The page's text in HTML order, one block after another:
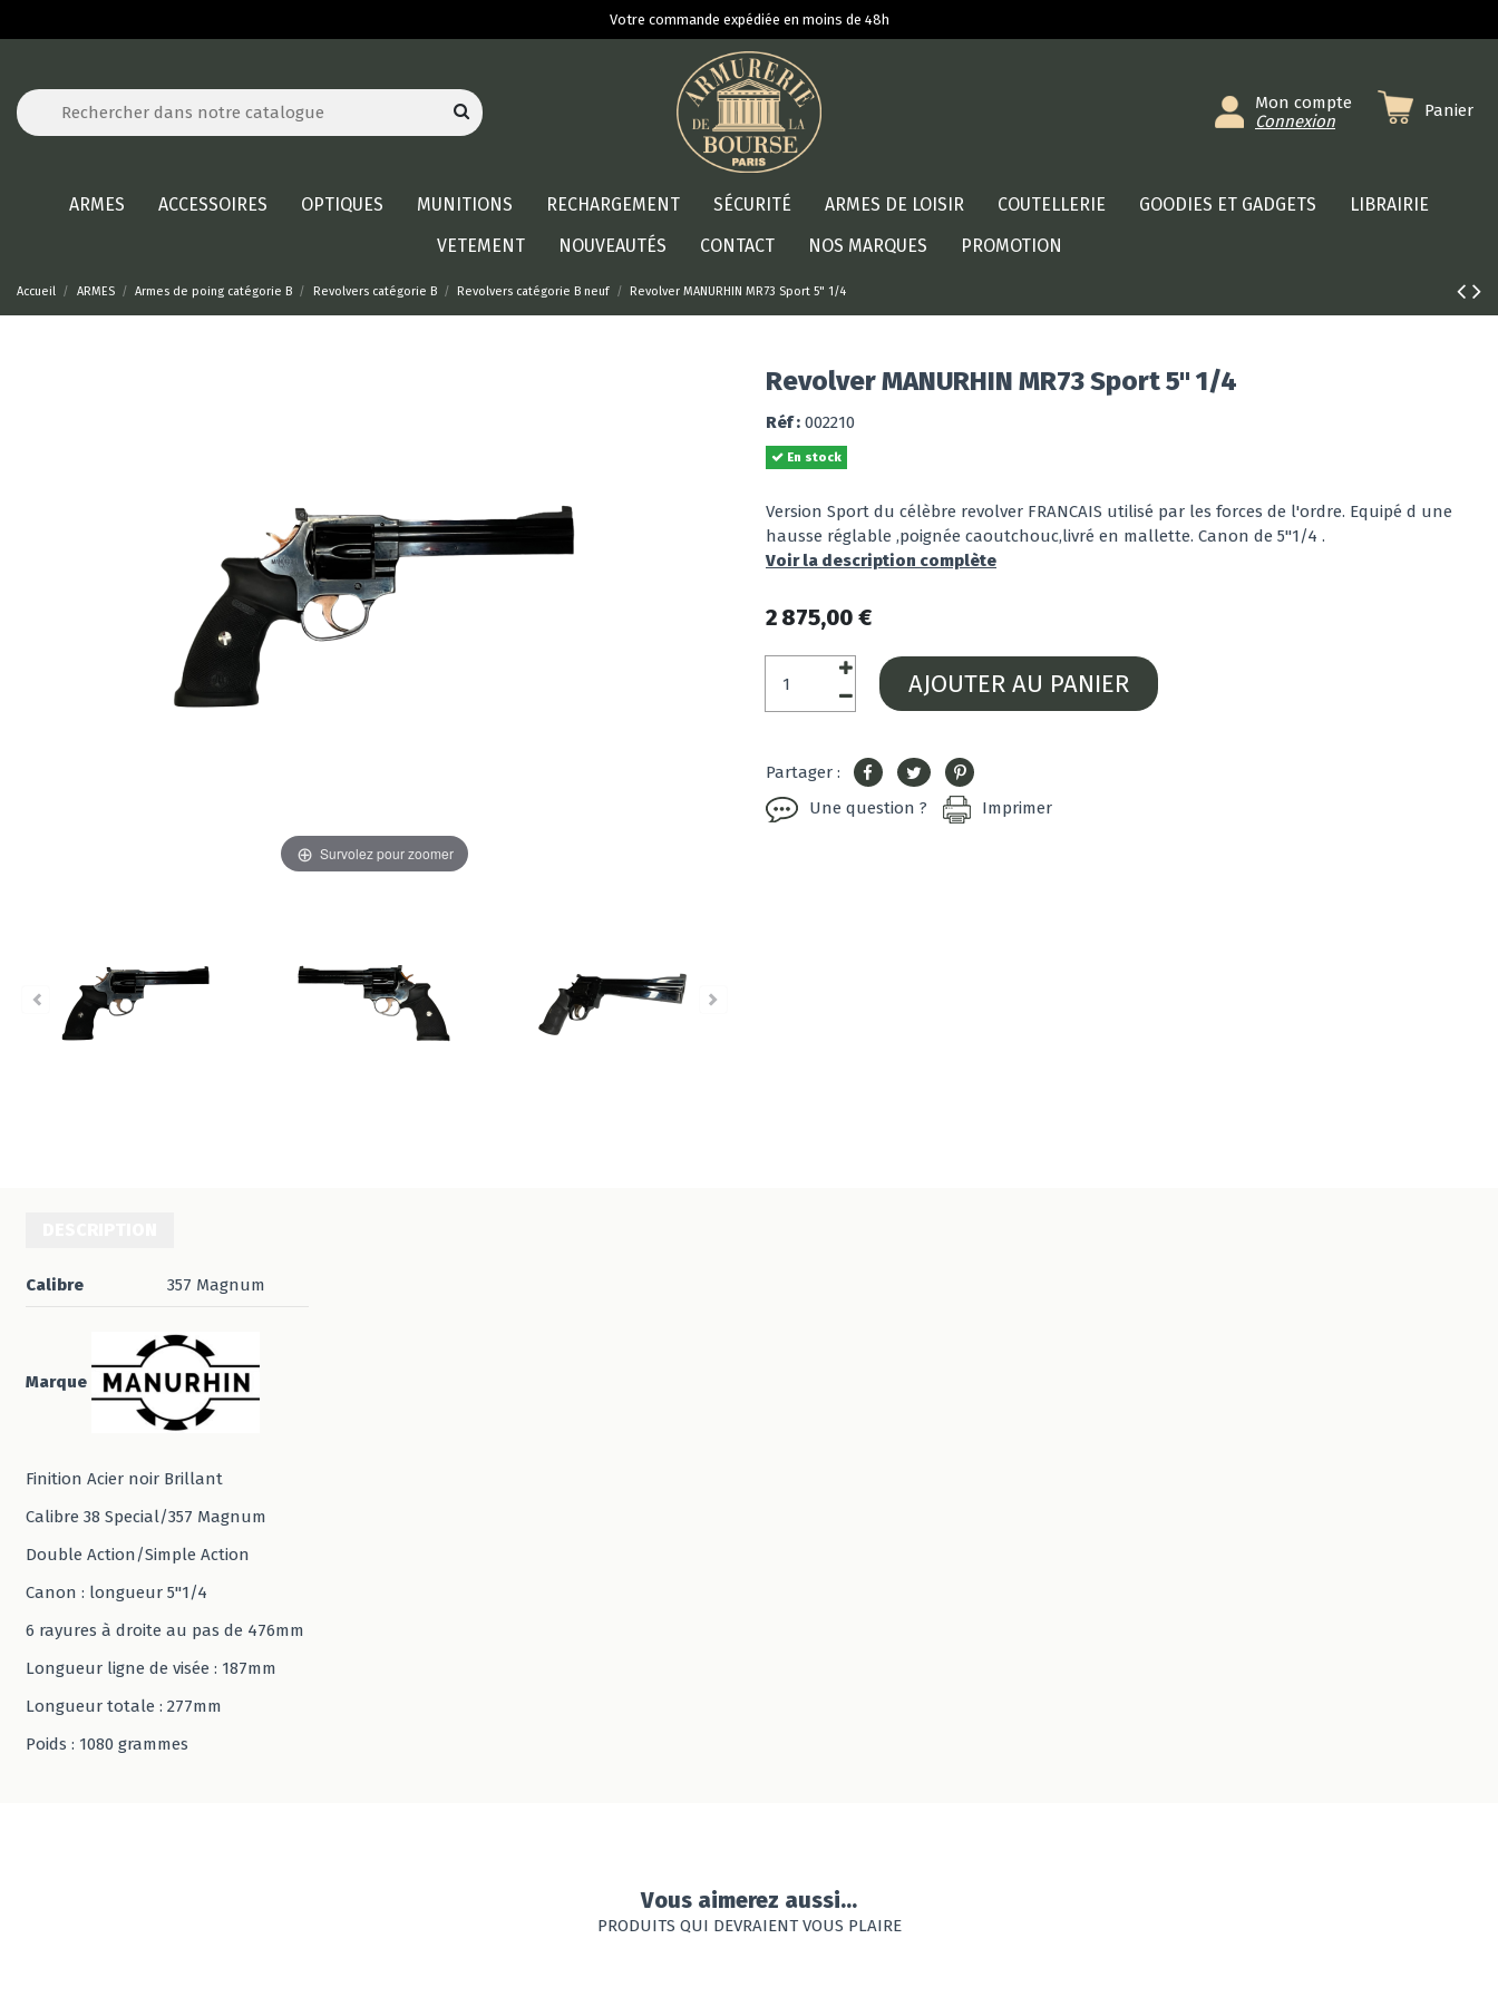
Votre commande expédiée en moins de 48h
Mon compte
Connexion
Panier
ARMES ACCESSOIRES OPTIQUES MUNITIONS RECHARGEMENT SÉCURITÉ ARMES DE LOISIR COUTELLERIE GOODIES ET GADGETS
LIBRAIRIE
VETEMENT
NOUVEAUTÉS CONTACT NOS MARQUES PROMOTION
Accueil ARMES Armes de poing catégorie B Revolvers catégorie B Revolvers catégorie B neuf Revolver MANURHIN MR73 Sport 5" 1/4
Survolez pour zoomer
Revolver MANURHIN MR73 Sport 5" 1/4
Réf : 002210
En stock
Version Sport du célèbre revolver FRANCAIS utilisé par les forces de l'ordre. Equipé d une
hausse réglable ,poignée caoutchouc,livré en mallette. Canon de 5"1/4 .
Voir la description complète
2 875,00 €
AJOUTER AU PANIER
Partager :
Une question ?
Imprimer
Calibre 357 Magnum
Marque
Finition Acier noir Brillant
Calibre 38 Special/357 Magnum
Double Action/Simple Action
Canon : longueur 5"1/4
6 rayures à droite au pas de 476mm
Longueur ligne de visée : 187mm
Longueur totale : 277mm
Poids : 1080 grammes
Vous aimerez aussi...
PRODUITS QUI DEVRAIENT VOUS PLAIRE